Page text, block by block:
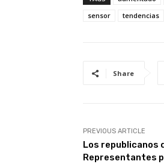
e
s
p
e
sensor
tendencias
Share
PREVIOUS ARTICLE
Los republicanos
Representantes